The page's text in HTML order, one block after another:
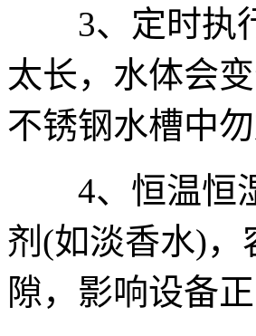
3、定时执行
太长，水体会
不锈钢水槽中勿
4、恒温恒湿
剂(如淡香水)，
隙，影响设备正